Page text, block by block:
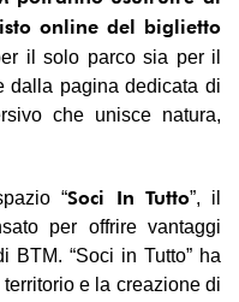
online del biglietto
il solo parco sia per il
dalla pagina dedicata di
che unisce natura,
“Soci In Tutto”, il
per offrire vantaggi
BTM. “Soci in Tutto” ha
territorio e la creazione di